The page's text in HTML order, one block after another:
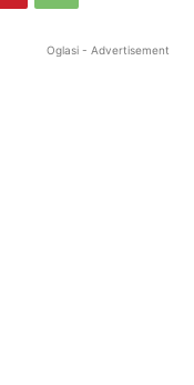
Oglasi - Advertisement